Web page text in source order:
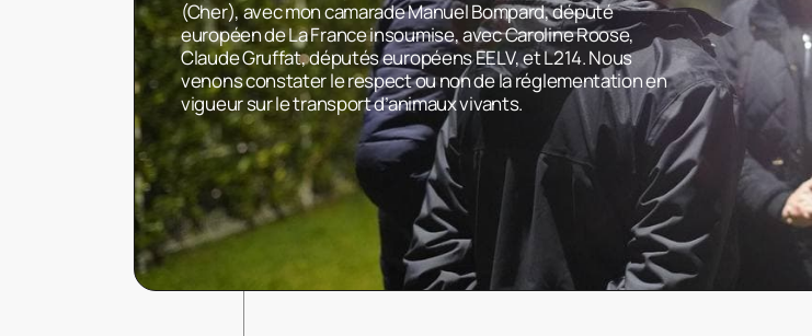
(Cher), avec mon camarade Manuel Bompard, député
européen de La France insoumise, avec Caroline Roose,
Claude Gruffat, députés européens EELV, et L214. Nous
venons constater le respect ou non de la réglementation en
vigueur sur le transport d’animaux vivants.